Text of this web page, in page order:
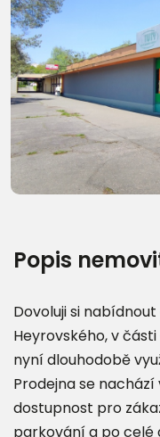
Popis
Dovoluji si
Heyrovského, v
nyní dlouhodobě
Prodejna se
dostupnost pro
parkování a po celé